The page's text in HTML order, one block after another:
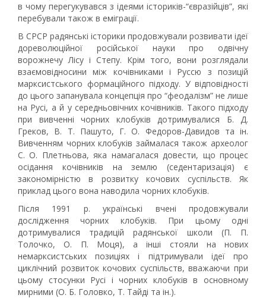
в чому перегукувався з ідеями істориків-“євразійців”, які
перебували також в еміграції.
В СРСР радянські історики продовжували розвивати ідеї
дореволюційної російської науки про одвічну
ворожнечу Лісу і Степу. Крім того, вони розглядали
взаємовідносини між кочівниками і Руссю з позицій
марксистського формаційного підходу. У відповідності
до цього запанувала концепція про “феодалізм” не лише
на Русі, а й у середньовічних кочівників. Такого підходу
при вивченні чорних клобуків дотримувалися Б. Д.
Греков, В. Т. Пашуто, Г. О. Федоров-Давидов та ін.
Вивченням чорних клобуків займалася також археолог
С. О. Плетньова, яка намагалася довести, що процес
осідання кочівників на землю (седентаризація) є
закономірністю в розвитку кочових суспільств. Як
приклад цього вона наводила чорних клобуків.
Після 1991 р. українські вчені продовжували
дослідження чорних клобуків. При цьому одні
дотримувалися традицій радянської школи (П. П.
Толочко, О. П. Моця), а інші стояли на нових
немарксистських позиціях і підтримували ідеї про
циклічний розвиток кочових суспільств, вважаючи при
цьому стосунки Русі і чорних клобуків в основному
мирними (О. Б. Головко, Т. Тайді та ін.).